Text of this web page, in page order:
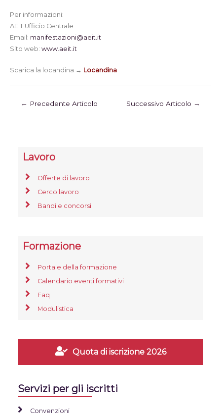
Per informazioni:
AEIT Ufficio Centrale
Email: manifestazioni@aeit.it
Sito web: www.aeit.it
Scarica la locandina → Locandina
← Precedente Articolo Successivo Articolo →
Lavoro
Offerte di lavoro
Cerco lavoro
Bandi e concorsi
Formazione
Portale della formazione
Calendario eventi formativi
Faq
Modulistica
Quota di iscrizione 2026
Servizi per gli iscritti
Convenzioni